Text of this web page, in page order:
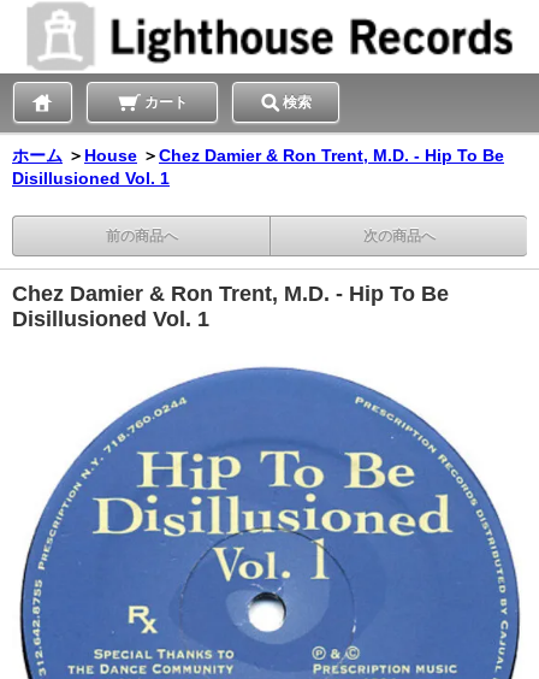
カート 検索
ホーム ＞ House ＞Chez Damier & Ron Trent, M.D. - Hip To Be
Disillusioned Vol. 1
前の商品へ 次の商品へ
Chez Damier & Ron Trent, M.D. - Hip To Be
Disillusioned Vol. 1